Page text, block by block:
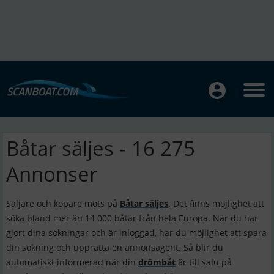
Båtar säljes - 16 275
Annonser
Säljare och köpare möts på Båtar säljes. Det finns möjlighet att
söka bland mer än 14 000 båtar från hela Europa. När du har
gjort dina sökningar och är inloggad, har du möjlighet att spara
din sökning och upprätta en annonsagent. Så blir du
automatiskt informerad när din drömbåt är till salu på